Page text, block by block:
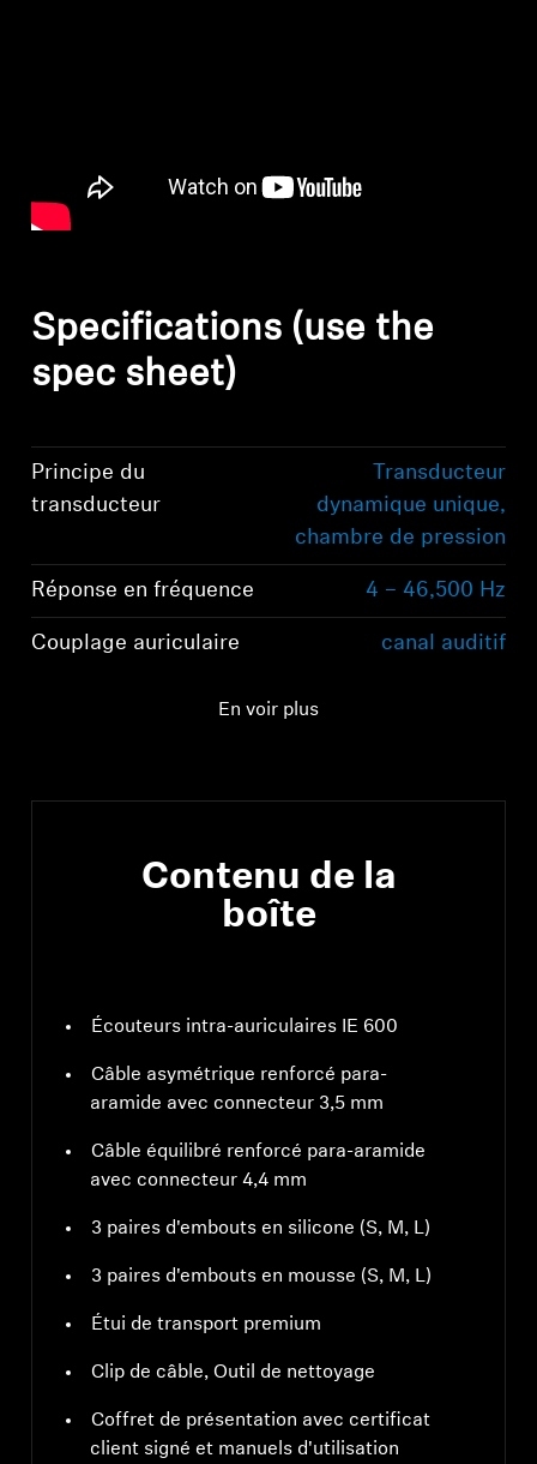
Specifications (use the
spec sheet)
Principe du
transducteur
Transducteur
dynamique unique,
chambre de pression
Réponse en fréquence 4 – 46,500 Hz
Couplage auriculaire canal auditif
118 dB à 1 kHz, 1 Vrms
En voir plus
Contenu de la
boîte
Écouteurs intra-auriculaires IE 600
Câble asymétrique renforcé para-
aramide avec connecteur 3,5 mm
Câble équilibré renforcé para-aramide
avec connecteur 4,4 mm
3 paires d'embouts en silicone (S, M, L)
3 paires d'embouts en mousse (S, M, L)
Étui de transport premium
Clip de câble, Outil de nettoyage
Coffret de présentation avec certificat
client signé et manuels d'utilisation